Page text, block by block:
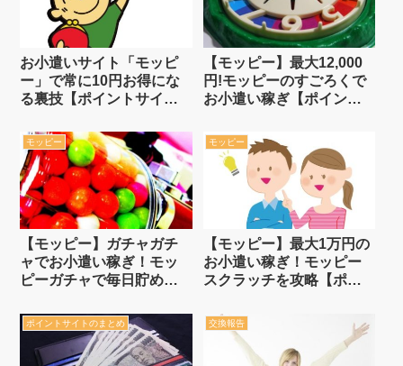
お小遣いサイト「モッピ
ー」で常に10円お得にな
る裏技【ポイントサイ
【モッピー】最大12,000
円!モッピーのすごろくで
お小遣い稼ぎ【ポイント
モッピー
【モッピー】ガチャガチ
ャでお小遣い稼ぎ！モッ
ピーガチャで毎日貯めよ
モッピー
【モッピー】最大1万円の
お小遣い稼ぎ！モッピー
スクラッチを攻略【ポイ
ポイントサイトのまとめ 交換報告